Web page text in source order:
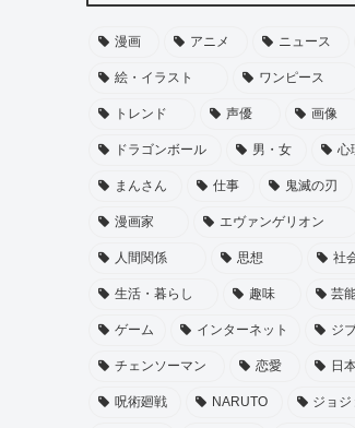
漫画 アニメ ニュース
絵・イラスト ワンピース
トレンド 声優 画像
ドラゴンボール 男・女 心
まんさん 仕事 鬼滅の刃
漫画家 エヴァンゲリオン
人間関係 思想 社
生活・暮らし 趣味 芸
ゲーム インターネット ジ
チェンソーマン 恋愛 日
呪術廻戦 NARUTO ジョジ